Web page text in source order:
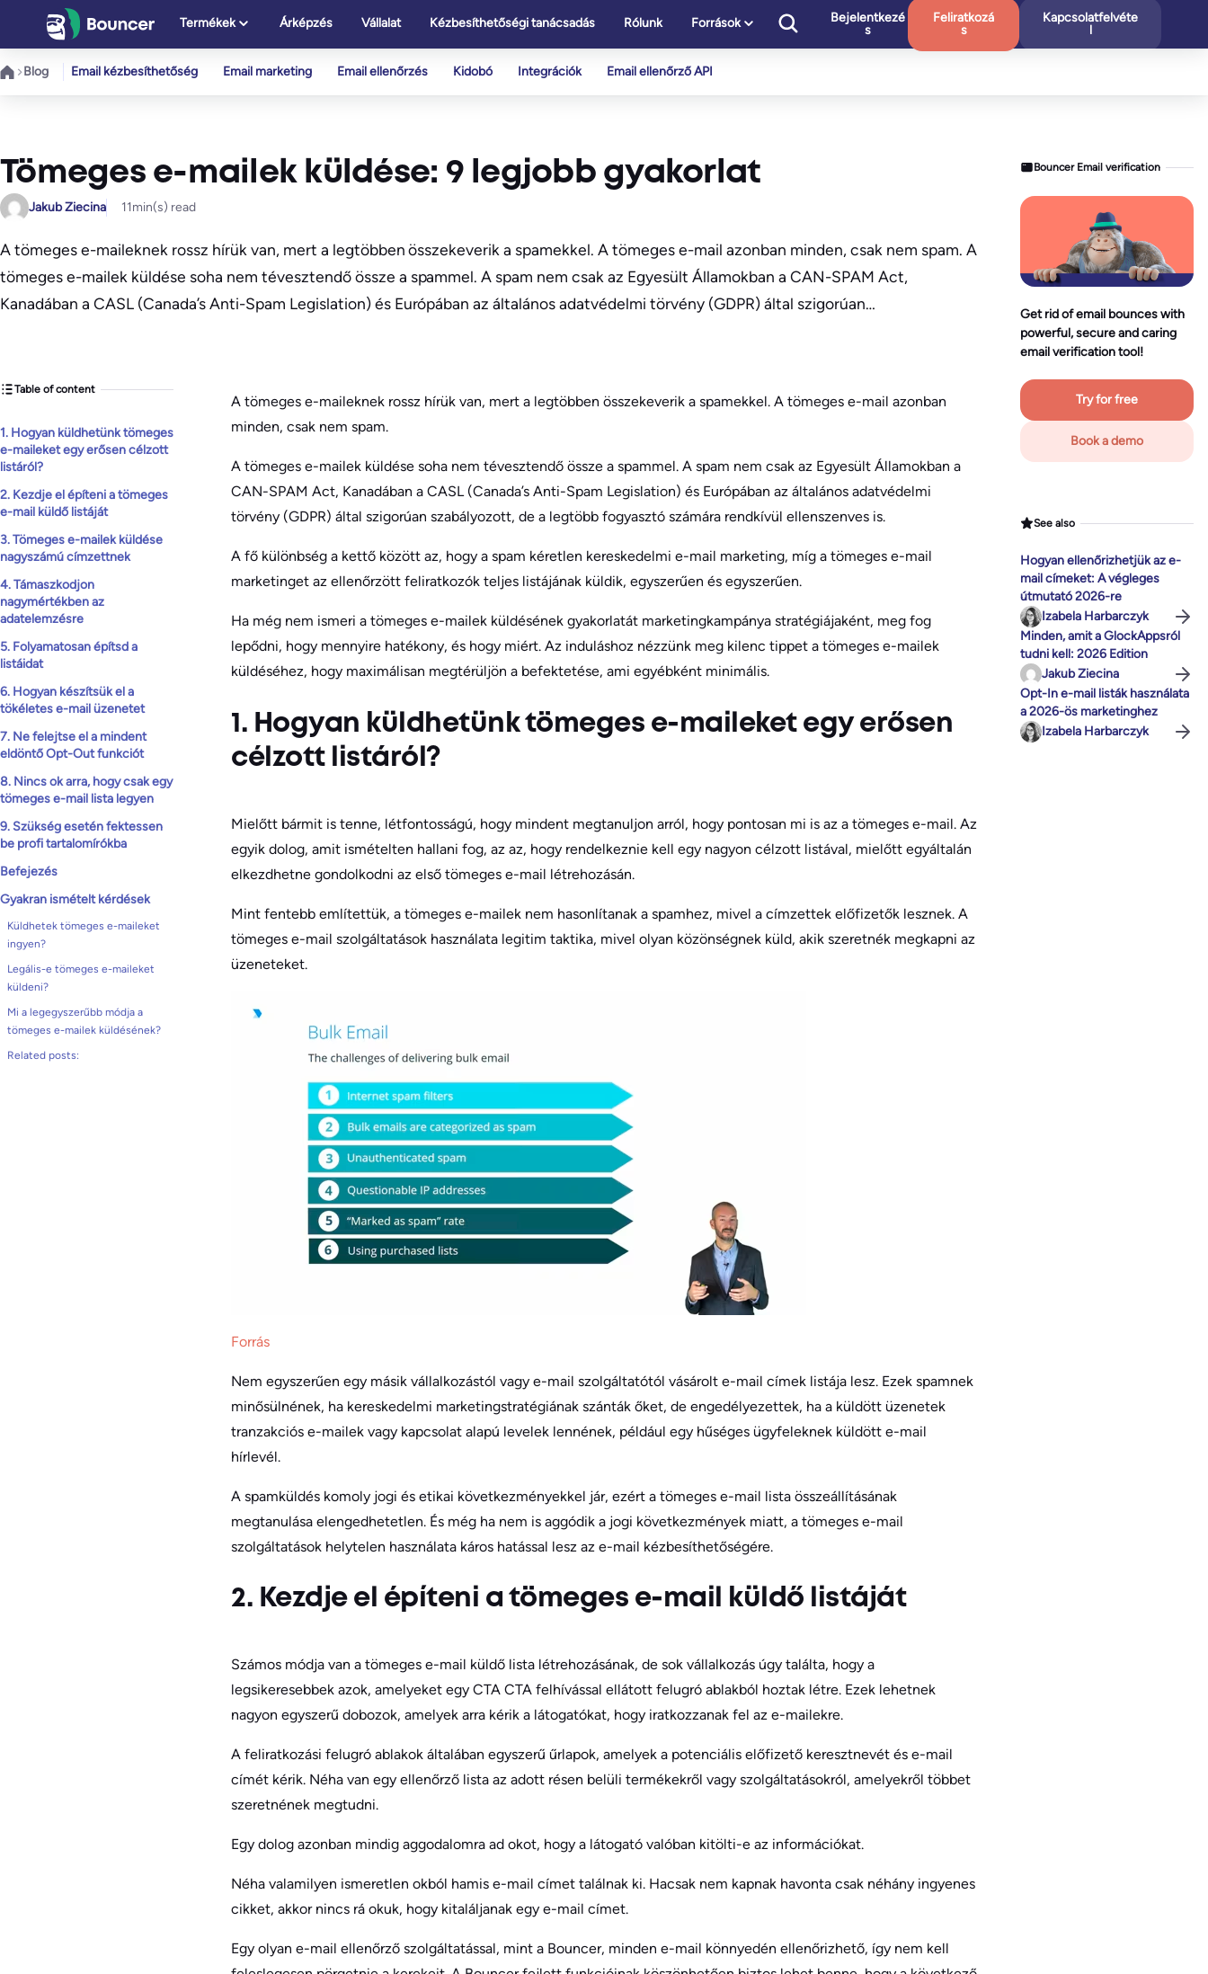
tartalomhoz
Termékek Árképzés Vállalat Kézbesíthetőségi tanácsadás Rólunk Források
Bejelentkezé
s
Feliratkozá
s
Kapcsolatfelvéte
l
Blog Email kézbesíthetőség Email marketing Email ellenőrzés Kidobó Integrációk Email ellenőrző API
Tömeges e-mailek küldése: 9 legjobb gyakorlat
Jakub Ziecina 11min(s) read
A tömeges e-maileknek rossz hírük van, mert a legtöbben összekeverik a spamekkel. A tömeges e-mail azonban minden, csak nem spam. A
tömeges e-mailek küldése soha nem tévesztendő össze a spammel. A spam nem csak az Egyesült Államokban a CAN-SPAM Act,
Kanadában a CASL (Canada’s Anti-Spam Legislation) és Európában az általános adatvédelmi törvény (GDPR) által szigorúan…
Table of content
1. Hogyan küldhetünk tömeges
e-maileket egy erősen célzott
listáról?
2. Kezdje el építeni a tömeges
e-mail küldő listáját
3. Tömeges e-mailek küldése
nagyszámú címzettnek
4. Támaszkodjon
nagymértékben az
adatelemzésre
5. Folyamatosan építsd a
listáidat
6. Hogyan készítsük el a
tökéletes e-mail üzenetet
7. Ne felejtse el a mindent
eldöntő Opt-Out funkciót
8. Nincs ok arra, hogy csak egy
tömeges e-mail lista legyen
9. Szükség esetén fektessen
be profi tartalomírókba
Befejezés
Gyakran ismételt kérdések
Küldhetek tömeges e-maileket
ingyen?
Legális-e tömeges e-maileket
küldeni?
Mi a legegyszerűbb módja a
tömeges e-mailek küldésének?
Related posts:
A tömeges e-maileknek rossz hírük van, mert a legtöbben összekeverik a spamekkel. A tömeges e-mail azonban
minden, csak nem spam.
A tömeges e-mailek küldése soha nem tévesztendő össze a spammel. A spam nem csak az Egyesült Államokban a
CAN-SPAM Act, Kanadában a CASL (Canada’s Anti-Spam Legislation) és Európában az általános adatvédelmi
törvény (GDPR) által szigorúan szabályozott, de a legtöbb fogyasztó számára rendkívül ellenszenves is.
A fő különbség a kettő között az, hogy a spam kéretlen kereskedelmi e-mail marketing, míg a tömeges e-mail
marketinget az ellenőrzött feliratkozók teljes listájának küldik, egyszerűen és egyszerűen.
Ha még nem ismeri a tömeges e-mailek küldésének gyakorlatát marketingkampánya stratégiájaként, meg fog
lepődni, hogy mennyire hatékony, és hogy miért. Az induláshoz nézzünk meg kilenc tippet a tömeges e-mailek
küldéséhez, hogy maximálisan megtérüljön a befektetése, ami egyébként minimális.
1. Hogyan küldhetünk tömeges e-maileket egy erősen
célzott listáról?
Mielőtt bármit is tenne, létfontosságú, hogy mindent megtanuljon arról, hogy pontosan mi is az a tömeges e-mail. Az
egyik dolog, amit ismételten hallani fog, az az, hogy rendelkeznie kell egy nagyon célzott listával, mielőtt egyáltalán
elkezdhetne gondolkodni az első tömeges e-mail létrehozásán.
Mint fentebb említettük, a tömeges e-mailek nem hasonlítanak a spamhez, mivel a címzettek előfizetők lesznek. A
tömeges e-mail szolgáltatások használata legitim taktika, mivel olyan közönségnek küld, akik szeretnék megkapni az
üzeneteket.
Forrás
Nem egyszerűen egy másik vállalkozástól vagy e-mail szolgáltatótól vásárolt e-mail címek listája lesz. Ezek spamnek
minősülnének, ha kereskedelmi marketingstratégiának szánták őket, de engedélyezettek, ha a küldött üzenetek
tranzakciós e-mailek vagy kapcsolat alapú levelek lennének, például egy hűséges ügyfeleknek küldött e-mail
hírlevél.
A spamküldés komoly jogi és etikai következményekkel jár, ezért a tömeges e-mail lista összeállításának
megtanulása elengedhetetlen. És még ha nem is aggódik a jogi következmények miatt, a tömeges e-mail
szolgáltatások helytelen használata káros hatással lesz az e-mail kézbesíthetőségére.
2. Kezdje el építeni a tömeges e-mail küldő listáját
Számos módja van a tömeges e-mail küldő lista létrehozásának, de sok vállalkozás úgy találta, hogy a
legsikeresebbek azok, amelyeket egy CTA CTA felhívással ellátott felugró ablakból hoztak létre. Ezek lehetnek
nagyon egyszerű dobozok, amelyek arra kérik a látogatókat, hogy iratkozzanak fel az e-mailekre.
A feliratkozási felugró ablakok általában egyszerű űrlapok, amelyek a potenciális előfizető keresztnevét és e-mail
címét kérik. Néha van egy ellenőrző lista az adott résen belüli termékekről vagy szolgáltatásokról, amelyekről többet
szeretnének megtudni.
Egy dolog azonban mindig aggodalomra ad okot, hogy a látogató valóban kitölti-e az információkat.
Néha valamilyen ismeretlen okból hamis e-mail címet találnak ki. Hacsak nem kapnak havonta csak néhány ingyenes
cikket, akkor nincs rá okuk, hogy kitaláljanak egy e-mail címet.
Egy olyan e-mail ellenőrző szolgáltatással, mint a Bouncer, minden e-mail könnyedén ellenőrizhető, így nem kell
Bouncer Email verification
Get rid of email bounces with
powerful, secure and caring
email verification tool!
Try for free
Book a demo
See also
Hogyan ellenőrizhetjük az e-
mail címeket: A végleges
útmutató 2026-re
Izabela Harbarczyk
Minden, amit a GlockAppsról
tudni kell: 2026 Edition
Jakub Ziecina
Opt-In e-mail listák használata
a 2026-ös marketinghez
Izabela Harbarczyk